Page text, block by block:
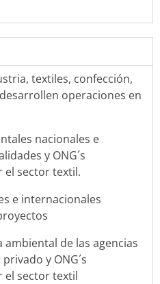
textiles, confección,
operaciones en
nacionales e
y ONG´s
el sector textil.
e internacionales
de las agencias
y ONG´s
el sector textil